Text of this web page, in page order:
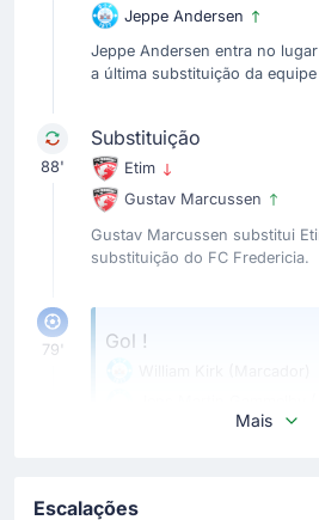
Jeppe Andersen
Jeppe Andersen entra no
a última substituição da
88'
Substituição
Etim
Gustav Marcussen
Gustav Marcussen substitui
substituição do FC Fredericia.
79' Gol !
1 nasceu de uma assistência
Mais
Escalações